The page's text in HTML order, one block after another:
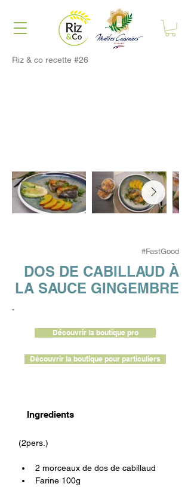
Riz & co recette #26
#FastGood
DOS DE CABILLAUD À
LA SAUCE GINGEMBRE
-
Découvrir la boutique pro
Découvrir la boutique pour particuliers
Ingredients
(2pers.)
2 morceaux de dos de cabillaud
Farine 100g